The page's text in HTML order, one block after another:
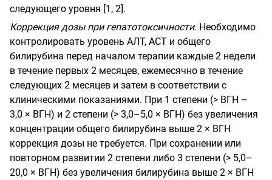
следующего уровня [1, 2].
Коррекция дозы при гепатотоксичности. Необходимо
контролировать уровень АЛТ, АСТ и общего
билирубина перед началом терапии каждые 2 недели
в течение первых 2 месяцев, ежемесячно в течение
следующих 2 месяцев и затем в соответствии с
клиническими показаниями. При 1 степени (> ВГН –
3,0 × ВГН) и 2 степени (> 3,0–5,0 × ВГН) без увеличения
концентрации общего билирубина выше 2 × ВГН
коррекция дозы не требуется. При сохранении или
повторном развитии 2 степени либо 3 степени (> 5,0–
20,0 × ВГН) без увеличения билирубина выше 2 × ВГН